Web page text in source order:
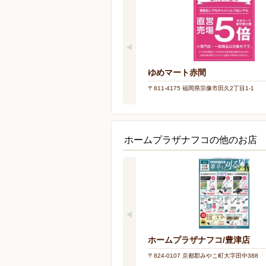
ゆめマート赤間
〒811-4175 福岡県宗像市田久2丁目1-1
ホームプラザナフコの他のお店
ホームプラザナフコ/豊津店
〒824-0107 京都郡みやこ町大字田中388